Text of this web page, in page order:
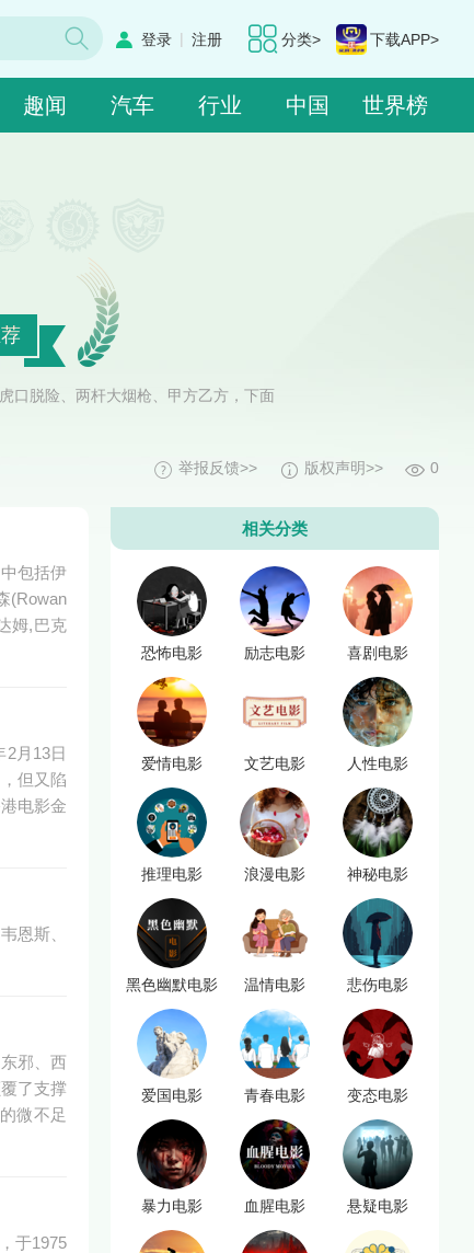
分类> 下载APP>
登录 | 注册
趣闻 汽车 行业 中国 世界榜
口脱险、两杆大烟枪、甲方乙方，下面
0
版权声明>>
举报反馈>>
包括伊
(Rowan
姆,巴克
月13日
但又陷
电影金
恩斯、
邪、西
了支撑
微不足
于1975
相关分类
恐怖电影 励志电影 喜剧电影
爱情电影 文艺电影 人性电影
推理电影 浪漫电影 神秘电影
黑色幽默电影 温情电影 悲伤电影
爱国电影 青春电影 变态电影
暴力电影 血腥电影 悬疑电影